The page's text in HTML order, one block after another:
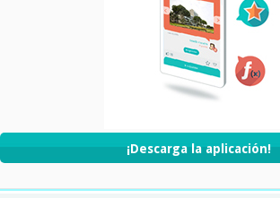
¡Descarga la aplicación!